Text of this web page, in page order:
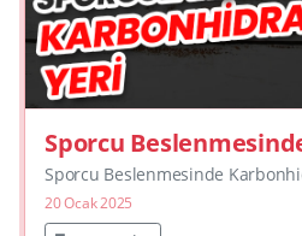
Sporcu
Karbonhidratın
Sporcu Beslenmesinde
20 Ocak 2025